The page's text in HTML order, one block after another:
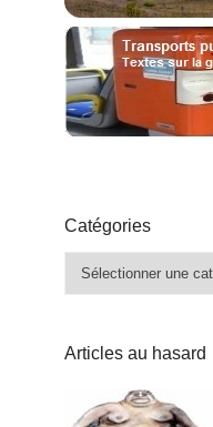
Catégories
Articles au hasard